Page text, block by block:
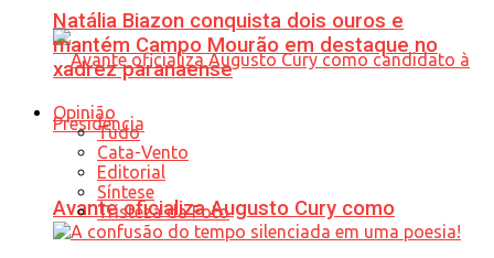
Avante oficializa Augusto Cury como
Natália Biazon conquista dois ouros e
mantém Campo Mourão em destaque no
xadrez paranaense
Opinião
Tudo
Cata-Vento
Editorial
Síntese
Tristeza da Foto